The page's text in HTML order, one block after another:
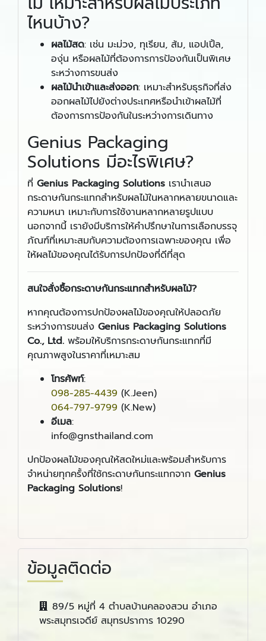
ไหนบ้าง?
ผลไม้สด: เช่น มะม่วง, ทุเรียน, ส้ม, แอปเปิ้ล,
องุ่น หรือผลไม้ที่ต้องการการป้องกันเป็นพิเศษ
ระหว่างการขนส่ง
ผลไม้นำเข้าและส่งออก: เหมาะสำหรับธุรกิจที่ส่ง
ออกผลไม้ไปยังต่างประเทศหรือนำเข้าผลไม้ที่
ต้องการการป้องกันในระหว่างการเดินทาง
Genius Packaging
Solutions มีอะไรพิเศษ?
ที่ Genius Packaging Solutions เรานำเสนอ
กระดาษกันกระแทกสำหรับผลไม้ในหลากหลายขนาดและ
ความหนา เหมาะกับการใช้งานหลากหลายรูปแบบ
นอกจากนี้ เรายังมีบริการให้คำปรึกษาในการเลือกบรรจุ
ภัณฑ์ที่เหมาะสมกับความต้องการเฉพาะของคุณ เพื่อ
ให้ผลไม้ของคุณได้รับการปกป้องที่ดีที่สุด
สนใจสั่งซื้อกระดาษกันกระแทกสำหรับผลไม้?
หากคุณต้องการปกป้องผลไม้ของคุณให้ปลอดภัย
ระหว่างการขนส่ง Genius Packaging Solutions
Co., Ltd. พร้อมให้บริการกระดาษกันกระแทกที่มี
คุณภาพสูงในราคาที่เหมาะสม
โทรศัพท์:
098-285-4439 (K.Jeen)
064-797-9799 (K.New)
อีเมล:
info@gnsthailand.com
ปกป้องผลไม้ของคุณให้สดใหม่และพร้อมสำหรับการ
จำหน่ายทุกครั้งที่ใช้กระดาษกันกระแทกจาก Genius
Packaging Solutions!
ข้อมูลติดต่อ
89/5 หมู่ที่ 4 ตำบลบ้านคลองสวน อำเภอ
พระสมุทรเจดีย์ สมุทรปราการ 10290